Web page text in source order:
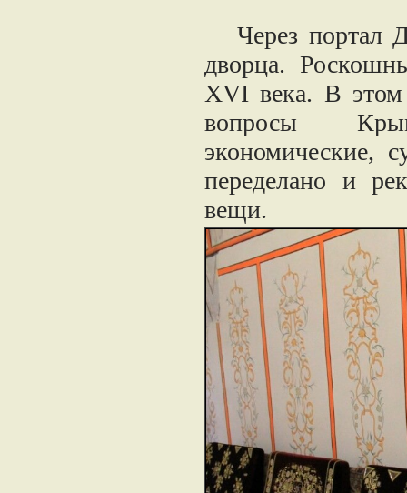
Через портал
дворца.
XVI века. В этом
вопросы
экономические,
переделано и
вещи.